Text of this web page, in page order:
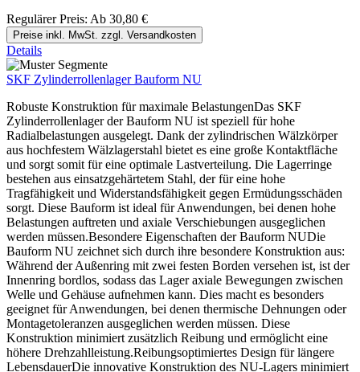
Regulärer Preis: Ab 30,80 €
Preise inkl. MwSt. zzgl. Versandkosten
Details
SKF Zylinderrollenlager Bauform NU
Robuste Konstruktion für maximale BelastungenDas SKF
Zylinderrollenlager der Bauform NU ist speziell für hohe
Radialbelastungen ausgelegt. Dank der zylindrischen Wälzkörper
aus hochfestem Wälzlagerstahl bietet es eine große Kontaktfläche
und sorgt somit für eine optimale Lastverteilung. Die Lagerringe
bestehen aus einsatzgehärtetem Stahl, der für eine hohe
Tragfähigkeit und Widerstandsfähigkeit gegen Ermüdungsschäden
sorgt. Diese Bauform ist ideal für Anwendungen, bei denen hohe
Belastungen auftreten und axiale Verschiebungen ausgeglichen
werden müssen.Besondere Eigenschaften der Bauform NUDie
Bauform NU zeichnet sich durch ihre besondere Konstruktion aus:
Während der Außenring mit zwei festen Borden versehen ist, ist der
Innenring bordlos, sodass das Lager axiale Bewegungen zwischen
Welle und Gehäuse aufnehmen kann. Dies macht es besonders
geeignet für Anwendungen, bei denen thermische Dehnungen oder
Montagetoleranzen ausgeglichen werden müssen. Diese
Konstruktion minimiert zusätzlich Reibung und ermöglicht eine
höhere Drehzahlleistung.Reibungsoptimiertes Design für längere
LebensdauerDie innovative Konstruktion des NU-Lagers minimiert